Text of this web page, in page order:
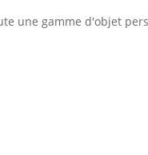
une gamme d'objet